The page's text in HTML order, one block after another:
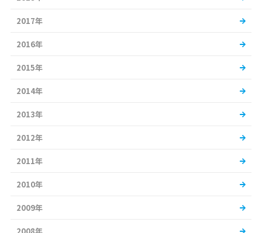
2017年
2016年
2015年
2014年
2013年
2012年
2011年
2010年
2009年